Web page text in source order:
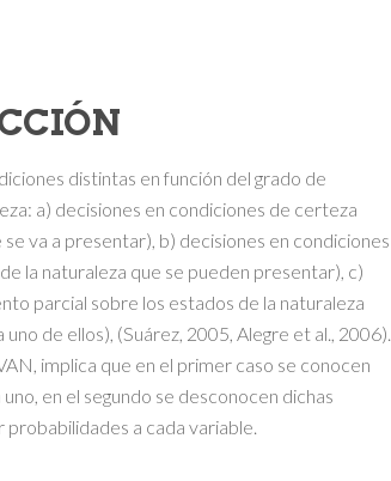
distintas en función del grado de
a) decisiones en condiciones de certeza
va a presentar), b) decisiones en condiciones
la naturaleza que se pueden presentar), c)
parcial sobre los estados de la naturaleza
de ellos), (Suárez, 2005, Alegre et al., 2006).
implica que en el primer caso se conocen
en el segundo se desconocen dichas
a cada variable.